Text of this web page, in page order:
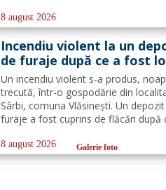
pe carosabil. Pentru evacuarea apei,
pompierii militari din cadrul
Detașamentului Botoșani au...
8 august 2026
Incendiu violent la un
de furaje după ce a fost
de trăsnet
Un incendiu violent s-a produs,
trecută, într-o gospodărie din
Sârbi, comuna Vlăsinești. Un
furaje a fost cuprins de flăcări după
puțin după ora 22:00. La caz s-au
deplasat, în cel mai scurt timp,
8 august 2026 Galerie foto